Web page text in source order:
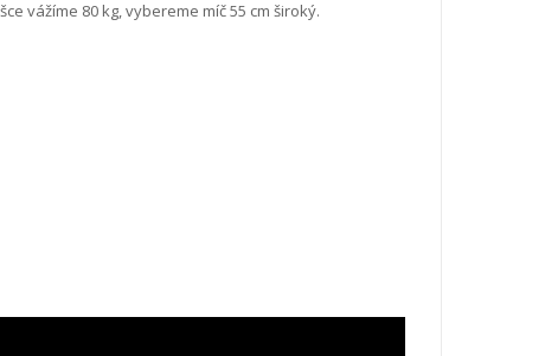
vážíme 80 kg, vybereme míč 55 cm široký.